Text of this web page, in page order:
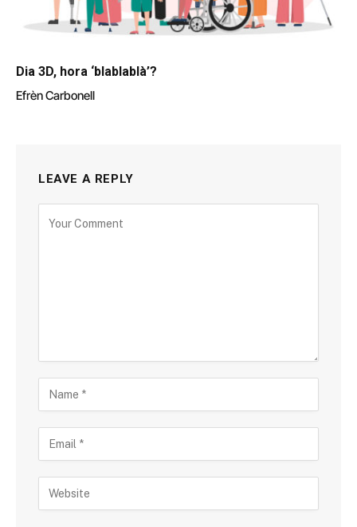
Dia 3D, hora ‘blablablà’?
Efrèn Carbonell
LEAVE A REPLY